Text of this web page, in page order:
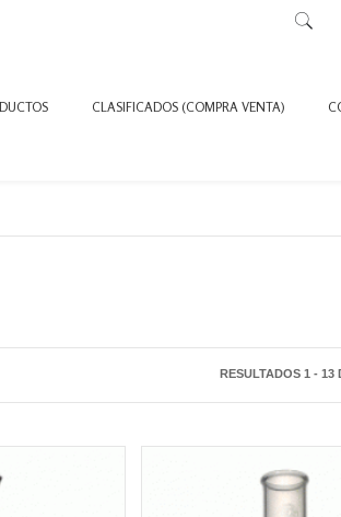
CLASIFICADOS (COMPRA VENTA)
RESULTADOS 1 - 13